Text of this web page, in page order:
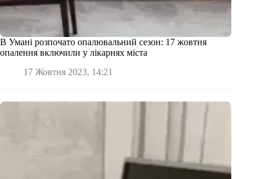
В Умані розпочато опалювальний сезон: 17 жовтня
опалення включили у лікарнях міста
17 Жовтня 2023, 14:21